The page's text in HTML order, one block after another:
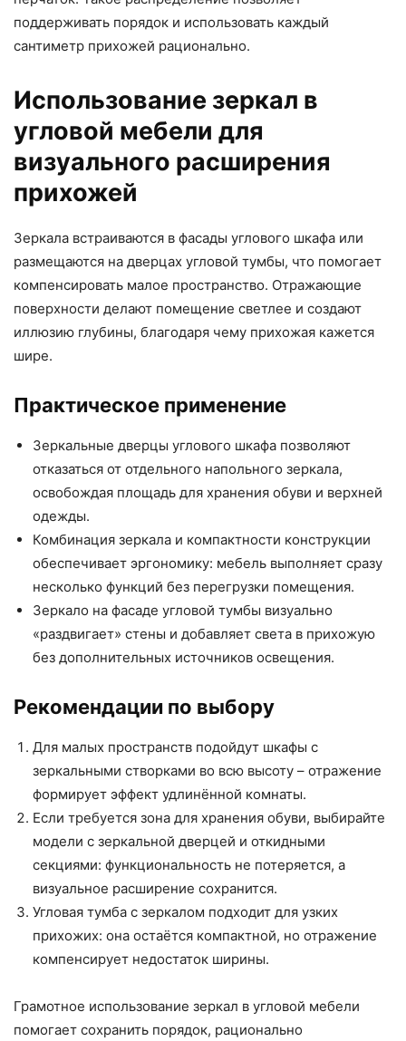
поддерживать порядок и использовать каждый
сантиметр прихожей рационально.
Использование зеркал в
угловой мебели для
визуального расширения
прихожей
Зеркала встраиваются в фасады углового шкафа или
размещаются на дверцах угловой тумбы, что помогает
компенсировать малое пространство. Отражающие
поверхности делают помещение светлее и создают
иллюзию глубины, благодаря чему прихожая кажется
шире.
Практическое применение
Зеркальные дверцы углового шкафа позволяют
отказаться от отдельного напольного зеркала,
освобождая площадь для хранения обуви и верхней
одежды.
Комбинация зеркала и компактности конструкции
обеспечивает эргономику: мебель выполняет сразу
несколько функций без перегрузки помещения.
Зеркало на фасаде угловой тумбы визуально
«раздвигает» стены и добавляет света в прихожую
без дополнительных источников освещения.
Рекомендации по выбору
Для малых пространств подойдут шкафы с
зеркальными створками во всю высоту – отражение
формирует эффект удлинённой комнаты.
Если требуется зона для хранения обуви, выбирайте
модели с зеркальной дверцей и откидными
секциями: функциональность не потеряется, а
визуальное расширение сохранится.
Угловая тумба с зеркалом подходит для узких
прихожих: она остаётся компактной, но отражение
компенсирует недостаток ширины.
Грамотное использование зеркал в угловой мебели
помогает сохранить порядок, рационально